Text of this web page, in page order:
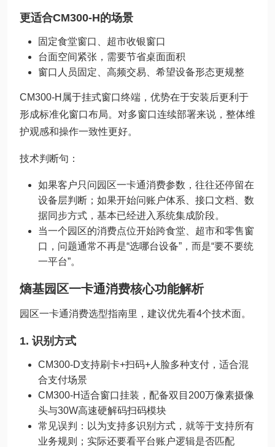
更适合CM300-H的场景
固定食堂窗口、超市收银窗口
台面空间紧张，需要节省桌面面积
窗口人员固定、高频交易、希望设备形态更规整
CM300-H属于挂式窗口终端，优势在于安装后更利于
形成标准化窗口布局。对多窗口连续部署来说，整体维
护观感和操作一致性更好。
技术判断句：
如果客户只问园区一卡通消费参数，往往还停留在
设备层判断；如果开始问账户体系、接口文档、数
据同步方式，基本已经进入系统集成阶段。
当一个园区的消费点位开始跨食堂、超市和零售窗
口，问题通常不再是“选哪台设备”，而是“要不要统
一平台”。
熵基园区一卡通消费核心功能解析
园区一卡通消费选型指南里，建议优先看4个技术面。
1. 识别方式
CM300-D支持刷卡+扫码+人脸多种支付，适合混
合支付场景
CM300-H适合窗口挂装，配备双目200万像素摄像
头与30W高速硬解码扫码模块
常见误判：以为支持多识别方式，就等于支持所有
业务规则；实际还要看平台账户逻辑是否匹配